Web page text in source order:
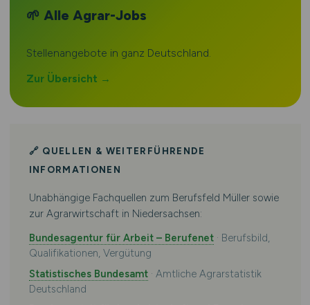
🌱 Alle Agrar-Jobs
Stellenangebote in ganz Deutschland.
Zur Übersicht →
🔗 QUELLEN & WEITERFÜHRENDE
INFORMATIONEN
Unabhängige Fachquellen zum Berufsfeld Müller sowie
zur Agrarwirtschaft in Niedersachsen:
Bundesagentur für Arbeit – Berufenet· Berufsbild,
Qualifikationen, Vergütung
Statistisches Bundesamt· Amtliche Agrarstatistik
Deutschland